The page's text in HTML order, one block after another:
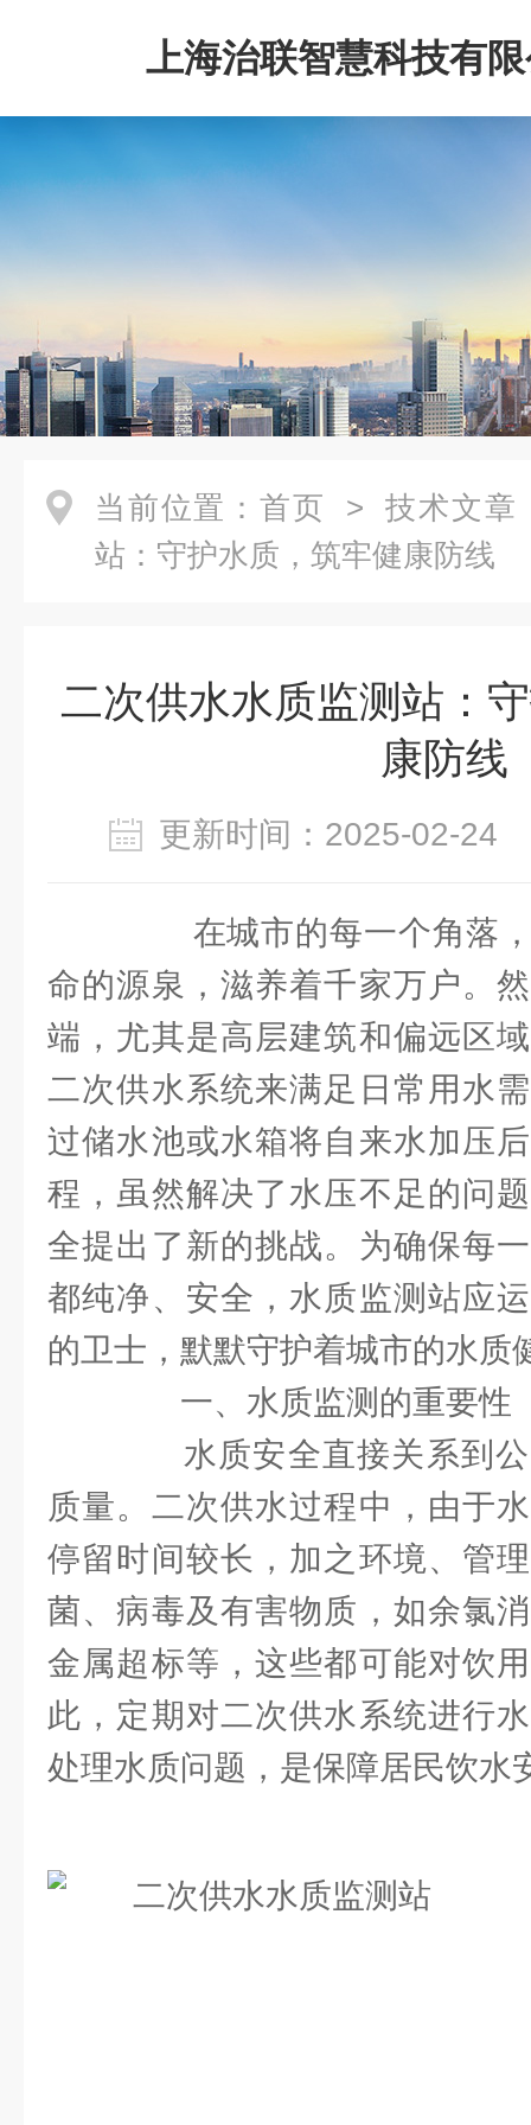
上海治联智慧科技有
当前位置： 首页 > 技术文章
站：守护水质，筑牢健康防线
二次供水水质监测站：
康防线
更新时间：2025-02-
在城市的每一个角落，
命的源泉，滋养着千家万户。
端，尤其是高层建筑和偏远区
二次供水系统来满足日常用水
过储水池或水箱将自来水加压
程，虽然解决了水压不足的问
全提出了新的挑战。为确保每
都纯净、安全，水质监测站应
的卫士，默默守护着城市的水质
一、水质监测的重要性
水质安全直接关系到公
质量。二次供水过程中，由于
停留时间较长，加之环境、管
菌、病毒及有害物质，如余氯
金属超标等，这些都可能对饮
此，定期对二次供水系统进行
处理水质问题，是保障居民饮水